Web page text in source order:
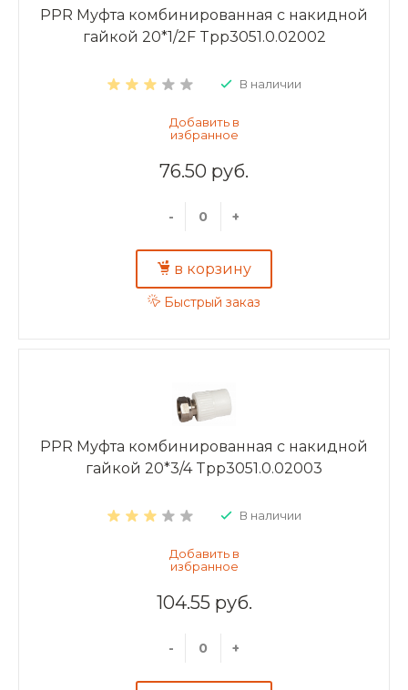
PPR Муфта комбинированная с накидной
гайкой 20*1/2F Tpp3051.0.02002
В наличии
76.50 руб.
- +
в корзину
Быстрый заказ
PPR Муфта комбинированная с накидной
гайкой 20*3/4 Tpp3051.0.02003
В наличии
104.55 руб.
- +